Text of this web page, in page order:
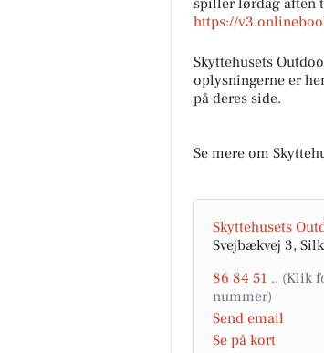
spiller lørdag aften
https://
Skyttehusets
oplysningerne er
på deres side.
Se mere om
Skyttehusets
Svejbækvej 3,
86 84 51 ..
Send email
Se på kort
Camp
Lige nu er vi
transformator
Åbn opslaget